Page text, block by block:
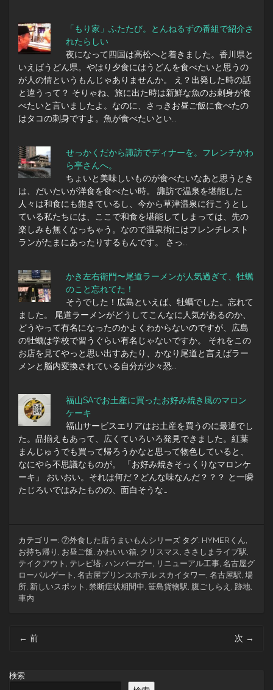
「もり家」ふたたび。とんねるずの番組で紹介さ
れたらしい
夜になって四国は高松へと着きました。香川県と
いえばうどん県。やはり夕食にはうどんを食べたいと思うの
が人の情というもんじゃありませんか。 え？出発した時の話
と違うって？ そりゃね、旅に出た時は新鮮な魚のお刺身が食
べたいと言いましたよ。なのに、さっきお昼ご飯に食べたの
はタコの刺身ですよ。魚が食べたいとい…
せっかくだから諏訪でディナーを。フレンチかわ
ら亭さんへ。
ちょいと美味しいものが食べたいなあと思うとき
は、だいたいが洋食を食べたい時。 諏訪で温泉を堪能した
人々は和食にも飽きているし、今から草津温泉に行こうとし
ている私たちには、ここで和食を堪能してしまっては、先の
楽しみも無くなっちゃう。なので温泉街にはフレンチレスト
ランがたまにあったりするもんです。 さっ…
かき左右衛門〜尾道ラーメンが人気過ぎて、牡蠣
のこと忘れてた！
そうでした！広島といえば、牡蠣でした。忘れて
ました。 尾道ラーメンがどうしてこんなに人気があるのか、
どうやって有名になったのかよくわからないのですが、広島
の牡蠣は学校で習うぐらい有名じゃないですか。 それをこの
お店を見てやっと思い出すあたり、かなり尾道と言えばラー
メンと脳内変換されている自分が少々恐…
福山SAでお土産に買ったお好み焼き風のマロン
ケーキ
福山サービスエリアはお土産を買うのに最適でし
た。品揃えもあって、広くていろいろ発見できました。紅葉
まんじゅうでも買って帰ろうかなと思って物色していると、
なにやら不思議なものが。 「お好み焼きそっくりなマロンケ
ーキ」 おいおい。それは何だ？どんな味なんだ？？？ と一瞬
たじろいではみたものの、面白そうな…
カテゴリー: ⑦外食した店うまいもんシリーズ タグ: HYMERくん
お持ち帰り
お昼ご飯 かわいい箱 クリスマス ささしまライブ駅
テイクアウト
テレビ塔 ハンバーガー リニューアル工事 名古屋グ
ローバルゲート 名古屋プリンスホテル スカイタワー 名古屋駅 場
所 新しいスポット 禁断症状期間中 笹島貨物駅 腹ごしらえ 跡地
車内
ビ
ゲ
← 前 次 →
検索